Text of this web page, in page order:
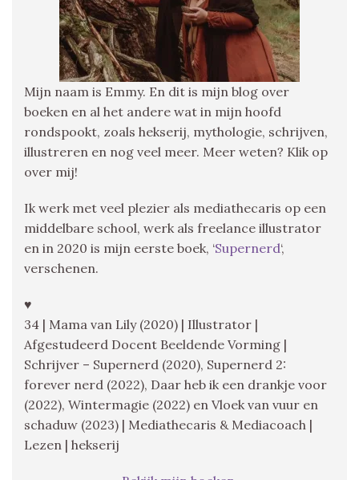
Mijn naam is Emmy. En dit is mijn blog over
boeken en al het andere wat in mijn hoofd
rondspookt, zoals hekserij, mythologie, schrijven,
illustreren en nog veel meer. Meer weten? Klik op
over mij!
Ik werk met veel plezier als mediathecaris op een
middelbare school, werk als freelance illustrator
en in 2020 is mijn eerste boek, ‘Supernerd‘,
verschenen.
♥
34 | Mama van Lily (2020) | Illustrator |
Afgestudeerd Docent Beeldende Vorming |
Schrijver – Supernerd (2020), Supernerd 2:
forever nerd (2022), Daar heb ik een drankje voor
(2022), Wintermagie (2022) en Vloek van vuur en
schaduw (2023) | Mediathecaris & Mediacoach |
Lezen | hekserij